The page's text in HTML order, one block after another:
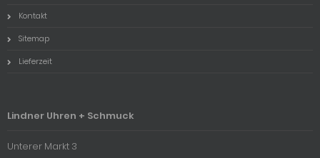
Kontakt
Sitemap
Lieferzeit
Lindner Uhren + Schmuck
Unterer Markt 3